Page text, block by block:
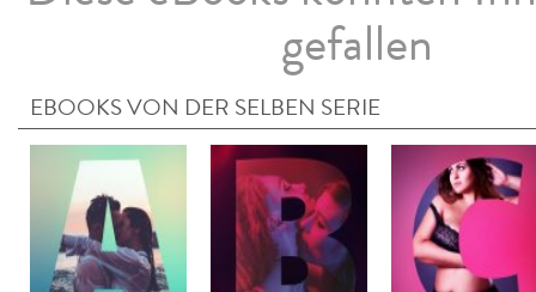
gefallen
EBOOKS VON DER SELBEN SERIE